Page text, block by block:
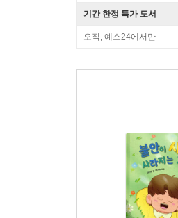
기간 한정 특가 도서
오직, 예스24에서만